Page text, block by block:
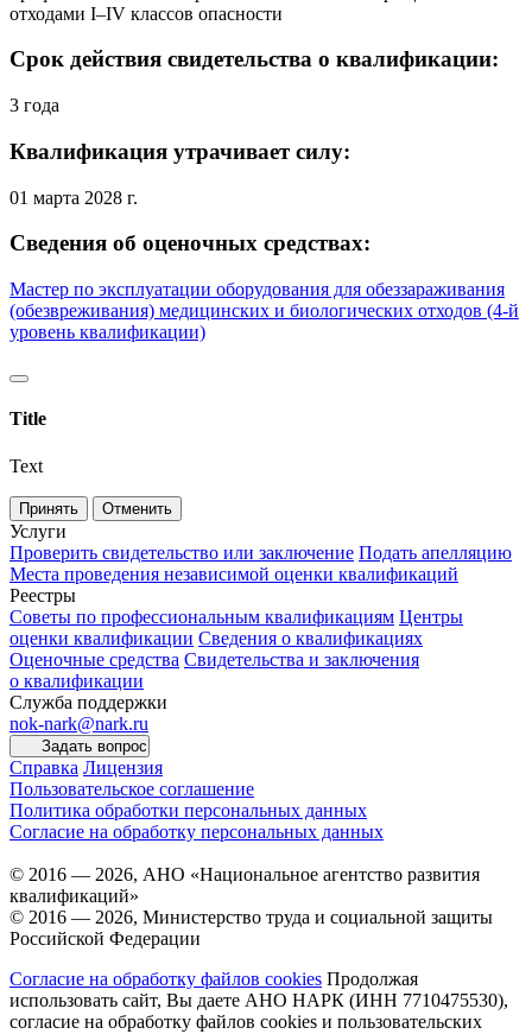
отходами I–IV классов опасности
Срок действия свидетельства о квалификации:
3 года
Квалификация утрачивает силу:
01 марта 2028 г.
Сведения об оценочных средствах:
Мастер по эксплуатации оборудования для обеззараживания
(обезвреживания) медицинских и биологических отходов (4-й
уровень квалификации)
Title
Text
Принять Отменить
Услуги
Проверить свидетельство или заключение Подать апелляцию
Места проведения независимой оценки квалификаций
Реестры
Советы по профессиональным квалификациям Центры
оценки квалификации Сведения о квалификациях
Оценочные средства Свидетельства и заключения
о квалификации
Служба поддержки
nok-nark@nark.ru
Задать вопрос
Справка Лицензия
Пользовательское соглашение
Политика обработки персональных данных
Согласие на обработку персональных данных
© 2016 — 2026, АНО «Национальное агентство развития
квалификаций»
© 2016 — 2026, Министерство труда и социальной защиты
Российской Федерации
Согласие на обработку файлов cookies Продолжая
использовать сайт, Вы даете АНО НАРК (ИНН 7710475530),
согласие на обработку файлов cookies и пользовательских